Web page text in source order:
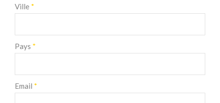
Ville *
Pays *
Email *